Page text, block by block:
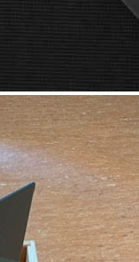
с ручками — 1